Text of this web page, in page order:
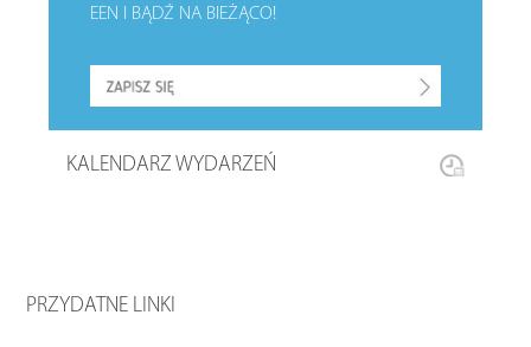
EEN I BĄDŹ NA BIEŻĄCO!
KALENDARZ WYDARZEŃ
PRZYDATNE LINKI